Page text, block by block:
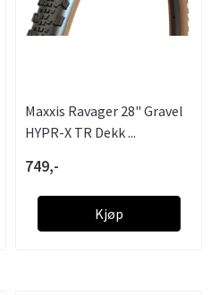
Maxxis Ravager 28" Gravel
HYPR-X TR Dekk ...
749,-
Kjøp